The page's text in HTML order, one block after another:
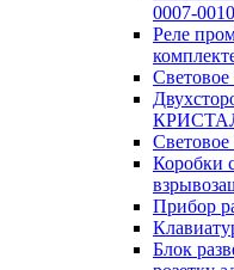
0007-
Реле
Коробки
Прибор
Блок